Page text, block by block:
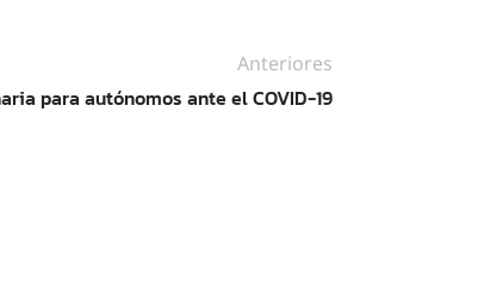
Anteriores
para autónomos ante el COVID-19